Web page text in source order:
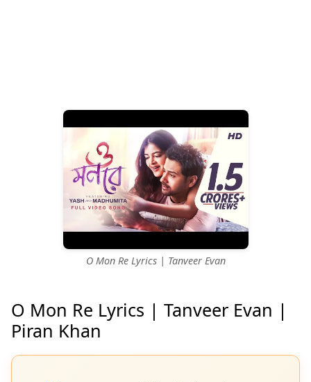
O Mon Re Lyrics | Tanveer Evan
O Mon Re Lyrics | Tanveer Evan |
Piran Khan